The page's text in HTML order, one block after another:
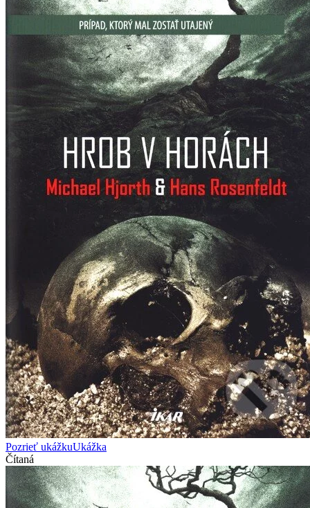
Pozrieť ukážkuUkážka
Čítaná